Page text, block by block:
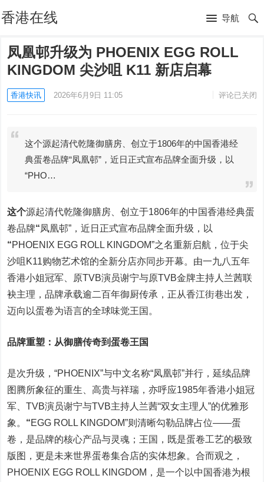
香港在线 导航
凤凰邨升级为 PHOENIX EGG ROLL
KINGDOM 尖沙咀 K11 新店启幕
香港快讯 2026年6月9日 11:05 评论已关闭
这个源起清代乾隆御膳房、创立于1806年的中国香港经
典蛋卷品牌“凤凰邨”，近日正式宣布品牌全面升级，以
“PHO…
这个源起清代乾隆御膳房、创立于1806年的中国香港经典蛋
卷品牌“凤凰邨”，近日正式宣布品牌全面升级，以
“PHOENIX EGG ROLL KINGDOM”之名重新启航，位于尖
沙咀K11购物艺术馆的全新分店亦同步开幕。由一九八五年
香港小姐冠军、原TVB演员谢宁与原TVB金牌主持人兰茜联
袂主理，品牌承载逾二百年御厨传承，正从香江街巷出发，
迈向以蛋卷为语言的全球味觉王国。
品牌重塑：从御膳传奇到蛋卷王国
是次升级，“PHOENIX”与中文名称“凤凰邨”并行，延续品牌
图腾所象征的重生、高贵与祥瑞，亦呼应1985年香港小姐冠
军、TVB演员谢宁与TVB主持人兰茜“双女主理人”的优雅形
象。 “EGG ROLL KINGDOM”则清晰勾勒品牌占位——蛋
卷，是品牌的核心产品与灵魂；王国，既是蛋卷工艺的极致
版图，更是未来世界蛋卷集合店的实体想象。合而观之，
PHOENIX EGG ROLL KINGDOM，是一个以中国香港为根